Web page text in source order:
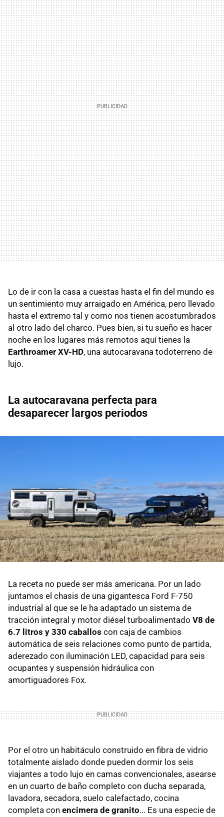
Lo de ir con la casa a cuestas hasta el fin del mundo es
un sentimiento muy arraigado en América, pero llevado
hasta el extremo tal y como nos tienen acostumbrados
al otro lado del charco. Pues bien, si tu sueño es hacer
noche en los lugares más remotos aquí tienes la
Earthroamer XV-HD, una autocaravana todoterreno de
lujo.
La autocaravana perfecta para
desaparecer largos periodos
La receta no puede ser más americana. Por un lado
juntamos el chasis de una gigantesca Ford F-750
industrial al que se le ha adaptado un sistema de
tracción integral y motor diésel turboalimentado V8 de
6.7 litros y 330 caballos con caja de cambios
automática de seis relaciones como punto de partida,
aderezado con iluminación LED, capacidad para seis
ocupantes y suspensión hidráulica con
amortiguadores Fox.
Por el otro un habitáculo construido en fibra de vidrio
totalmente aislado donde pueden dormir los seis
viajantes a todo lujo en camas convencionales, asearse
en un cuarto de baño completo con ducha separada,
lavadora, secadora, suelo calefactado, cocina
completa con encimera de granito... Es una especie de